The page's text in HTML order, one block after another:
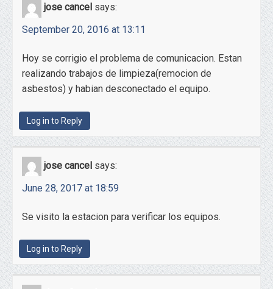
jose cancel says:
September 20, 2016 at 13:11
Hoy se corrigio el problema de comunicacion. Estan
realizando trabajos de limpieza(remocion de
asbestos) y habian desconectado el equipo.
Log in to Reply
jose cancel says:
June 28, 2017 at 18:59
Se visito la estacion para verificar los equipos.
Log in to Reply